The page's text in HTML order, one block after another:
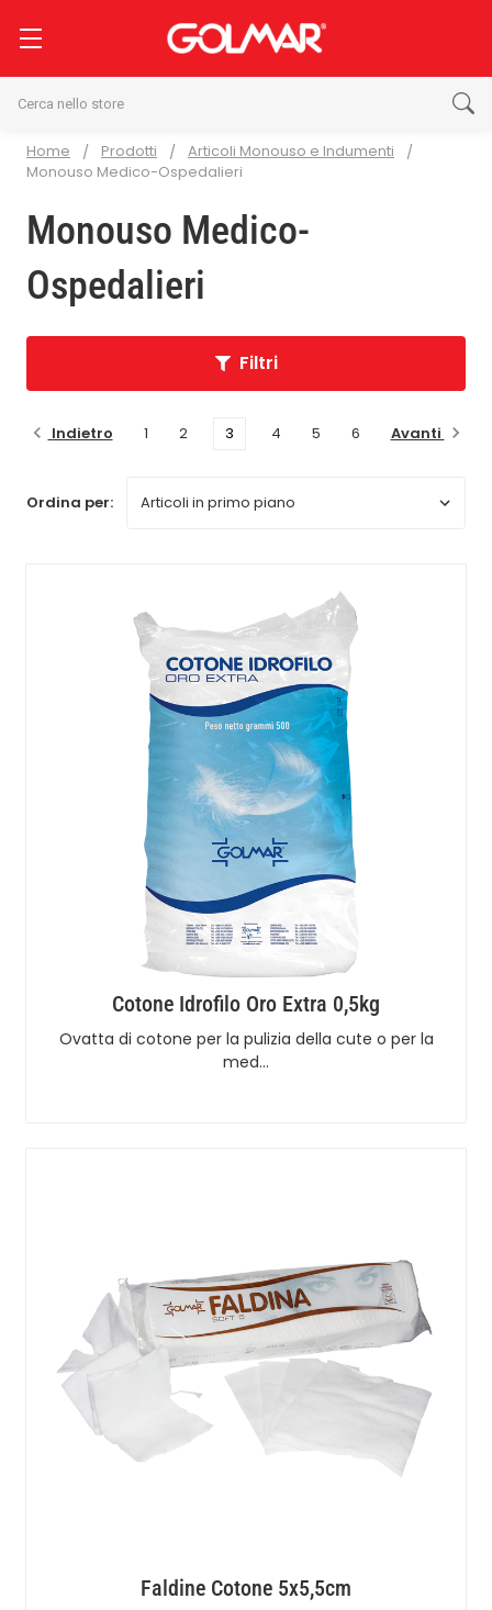
Home Prodotti
Articoli Monouso e Indumenti
Monouso Medico-Ospedalieri
Monouso Medico-
Ospedalieri
Filtri
Indietro 1 2 3 4 5 6 Avanti
Ordina per:
Cotone Idrofilo Oro Extra 0,5kg
Ovatta di cotone per la pulizia della cute o per la
med…
Faldine Cotone 5x5,5cm